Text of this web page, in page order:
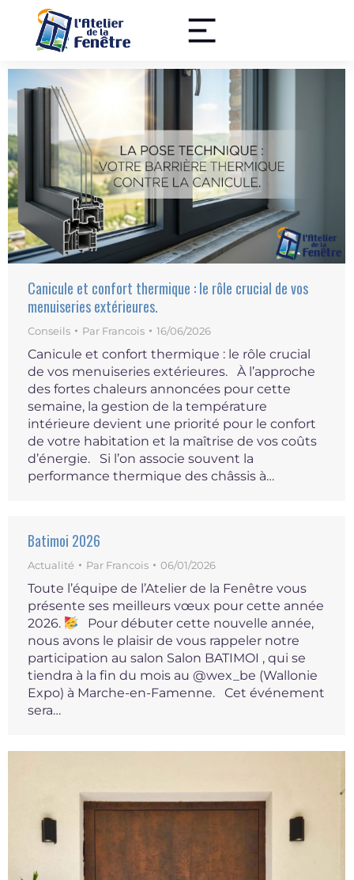
Canicule et confort thermique : le rôle crucial de vos
menuiseries extérieures.
Conseils Par Francois 16/06/2026
Canicule et confort thermique : le rôle crucial
de vos menuiseries extérieures. À l’approche
des fortes chaleurs annoncées pour cette
semaine, la gestion de la température
intérieure devient une priorité pour le confort
de votre habitation et la maîtrise de vos coûts
d’énergie. Si l’on associe souvent la
performance thermique des châssis à…
Batimoi 2026
Actualité Par Francois 06/01/2026
Toute l’équipe de l’Atelier de la Fenêtre vous
présente ses meilleurs vœux pour cette année
2026.
​Pour débuter cette nouvelle année,
nous avons le plaisir de vous rappeler notre
participation au salon Salon BATIMOI , qui se
tiendra à la fin du mois au @wex_be (Wallonie
Expo) à Marche-en-Famenne. ​Cet événement
sera…